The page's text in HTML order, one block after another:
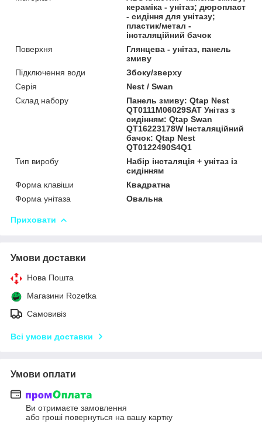
кераміка - унітаз; дюропласт
- сидіння для унітазу;
пластик/метал -
інсталяційний бачок
Поверхня
Глянцева - унітаз, панель
змиву
Підключення води
Збоку/зверху
Серія
Nest / Swan
Склад набору
Панель змиву: Qtap Nest
QT0111M06029SAT Унітаз з
сидінням: Qtap Swan
QT16223178W Інсталяційний
бачок: Qtap Nest
QT0122490S4Q1
Тип виробу
Набір інсталяція + унітаз із
сидінням
Форма клавіши
Квадратна
Форма унітаза
Овальна
Приховати
Умови доставки
Нова Пошта
Магазини Rozetka
Самовивіз
Всі умови доставки
Умови оплати
Ви отримаєте замовлення
або гроші повернуться на вашу картку